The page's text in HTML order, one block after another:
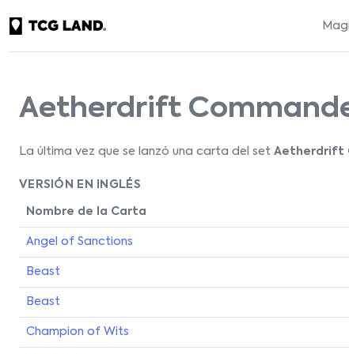
Aetherdrift
La última vez que se lanzó una carta del set Aetherdrift
VERSIÓN EN INGLÉS
Nombre de la Carta
Angel of Sanctions
Beast
Beast
Champion of Wits